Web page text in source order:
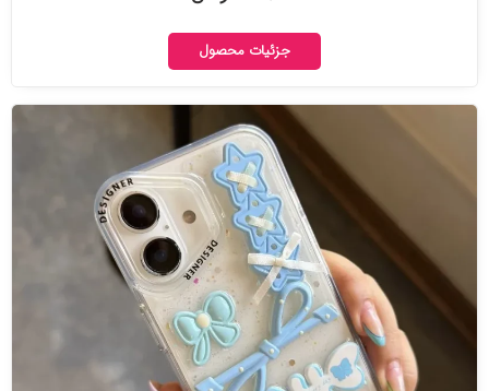
جزئیات محصول